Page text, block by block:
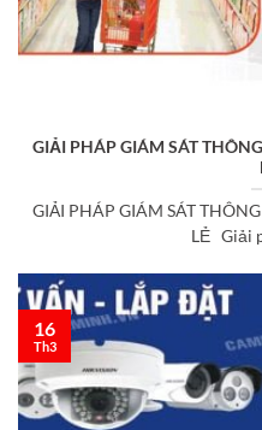
GIẢI PHÁP GIÁM SÁT
GIẢI PHÁP GIÁM SÁT
LẺ Giải
16
Th3